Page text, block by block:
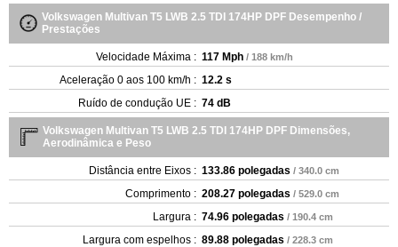
Volkswagen Multivan T5 LWB 2.5 TDI 174HP DPF Desempenho /
Prestações
Velocidade Máxima : 117 Mph / 188 km/h
Aceleração 0 aos 100 km/h : 12.2 s
Ruído de condução UE : 74 dB
Volkswagen Multivan T5 LWB 2.5 TDI 174HP DPF Dimensões,
Aerodinâmica e Peso
Distância entre Eixos : 133.86 polegadas / 340.0 cm
Comprimento : 208.27 polegadas / 529.0 cm
Largura : 74.96 polegadas / 190.4 cm
Largura com espelhos : 89.88 polegadas / 228.3 cm